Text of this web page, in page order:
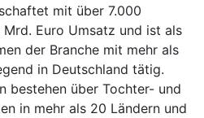
mit über 7.000
Euro Umsatz und ist als
der Branche mit mehr als
in Deutschland tätig.
bestehen über Tochter- und
in mehr als 20 Ländern und